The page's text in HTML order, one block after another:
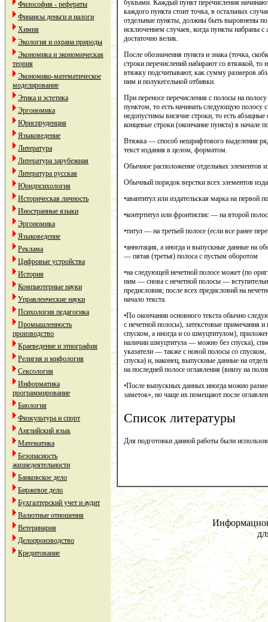
Философия - рефераты
Финансы деньги и налоги
Химия
Экология и охрана природы
Экономика и экономическая
теория
Экономико-математическое
моделирование
Этика и эстетика
Эргономика
Юриспруденция
Языковедение
Литература
Литература зарубежная
Литература русская
Юридпсихология
Историческая личность
Иностранные языки
Эргономика
Языковедение
Реклама
Цифровые устройства
История
Компьютерные науки
Управленческие науки
Психология педагогика
Промышленность
производство
Краеведение и этнография
Религия и мифология
Сексология
Информатика
программирование
Биология
Физкультура и спорт
Английский язык
Математика
Безопасность
жизнедеятельности
Банковское дело
Биржевое дело
Бухгалтерский учет и аудит
Валютные отношения
Ветеринария
Делопроизводство
Кредитование
буквами. Каждый пункт перечисления
каждого пункта стоит точка, в остальных
отдельные пункты, должны быть выровнены
исключением случаев, когда пункты набраны с
достаточно велик.
После обозначения пункта и знака (точка,
строки перечислений набирают со втяжкой, то
втяжку подсчитывают, как сумму размеров
ним и полукегельной отбивки.
При переносе перечисления с полосы на
пунктом, то есть начинать следующую полосу
недопустимы висячие строки, то есть
концевые строки (окончание пункта) в начале
Втяжка — способ нешрифтового выделения
текст издания в целом, форматом.
Обычное расположение отдельных элементов
Обычный порядок верстки всех элементов
•авантитул или издательская марка на первой
•контртитул или фронтиспис — на второй
•титул — на третьей полосе (если все ранее
•аннотация, а иногда и выпускные данные на
— пятая (третья) полоса с пустым оборотом
•на следующей нечетной полосе может (по
ним — снова с нечетной полосы —
предисловия; после всех предисловий на
начало текста.
•По окончании основного текста обычно
с нечетной полосы), затекстовые примечания
спуском, а иногда и со шмуцтитулом),
наличии шмуцтитула — можно без спуска),
указатели — также с новой полосы со
спуска) и, наконец, выпускные данные на
на последней полосе оглавления (внизу на
•После выпускных данных иногда можно
заметок», но чаще их помещают после
Список литературы
Для подготовки данной работы были